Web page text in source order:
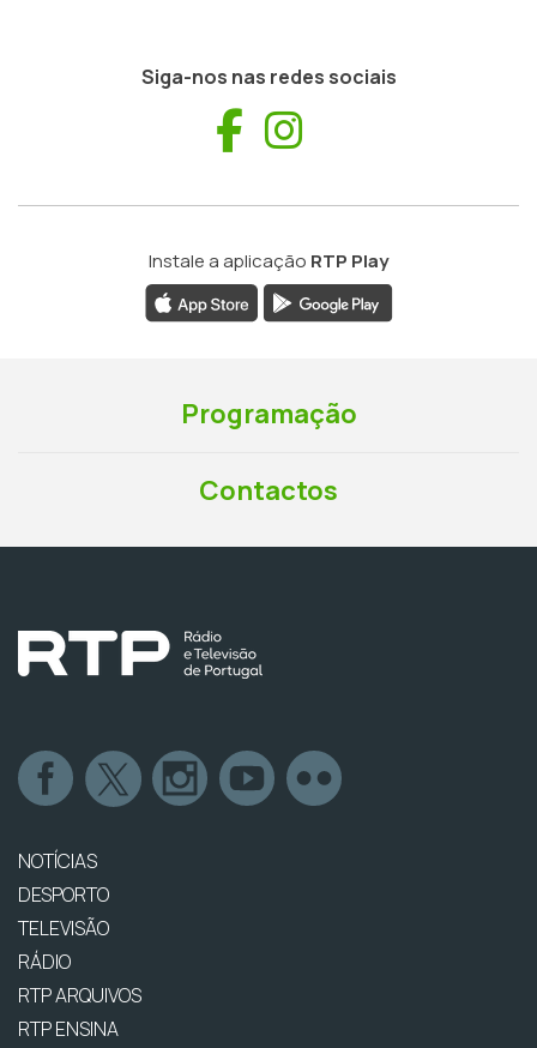
Siga-nos nas redes sociais
Facebook
Instale a aplicação RTP Play
Programação
Contactos
NOTÍCIAS
DESPORTO
TELEVISÃO
RÁDIO
RTP ARQUIVOS
RTP ENSINA